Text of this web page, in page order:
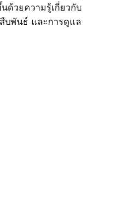
ด้วยความรู้เกี่ยวกับ
บพันธ์ และการดูแล